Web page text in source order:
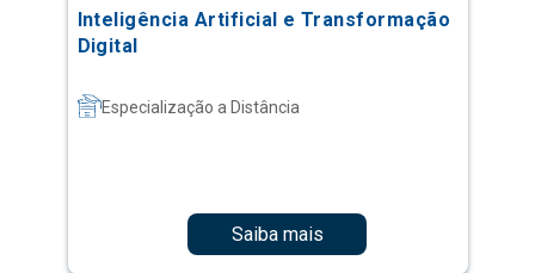
Inteligência Artificial e Transformação
Digital
Especialização a Distância
Saiba mais